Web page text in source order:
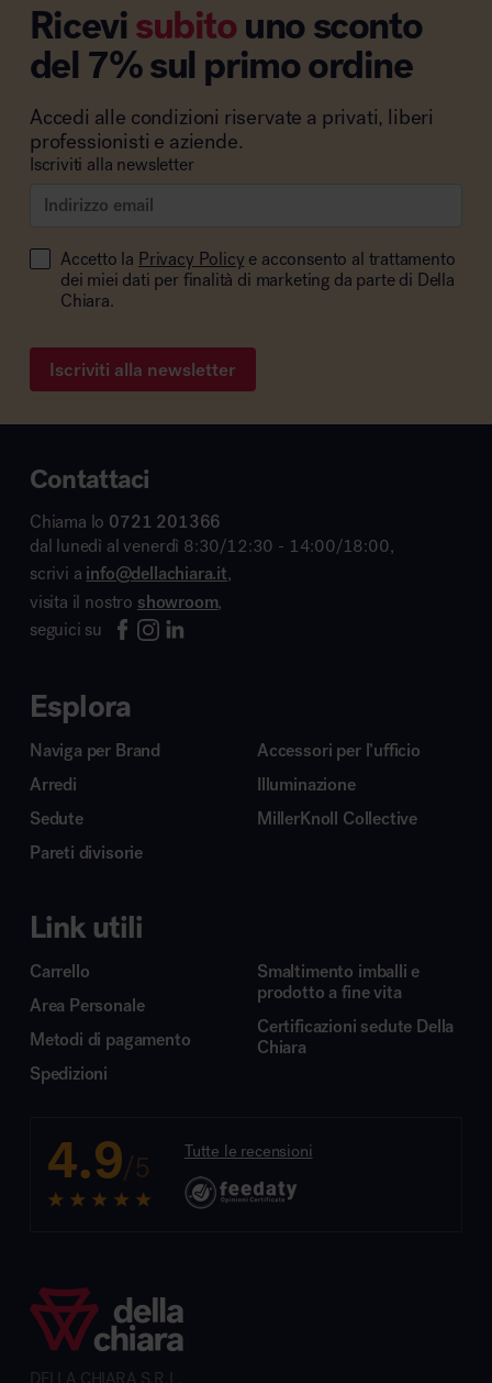
Ricevisubitouno sconto
del 7% sul primo ordine
Accedi alle condizioni riservate a privati, liberi
professionisti e aziende.
Iscriviti alla newsletter
Accetto la Privacy Policy e acconsento al trattamento
dei miei dati per finalità di marketing da parte di Della
Chiara.
Iscriviti alla newsletter
Contattaci
Chiama lo 0721 201366
dal lunedì al venerdì 8:30/12:30 - 14:00/18:00,
scrivi a info@dellachiara.it,
visita il nostro showroom,
seguici su
Esplora
Naviga per Brand
Arredi
Sedute
Pareti divisorie
Accessori per l’ufficio
Illuminazione
MillerKnoll Collective
Link utili
Carrello
Area Personale
Metodi di pagamento
Spedizioni
Smaltimento imballi e
prodotto a fine vita
Certificazioni sedute Della
Chiara
4.9/5 Tutte le recensioni
DELLA CHIARA S.R.L.